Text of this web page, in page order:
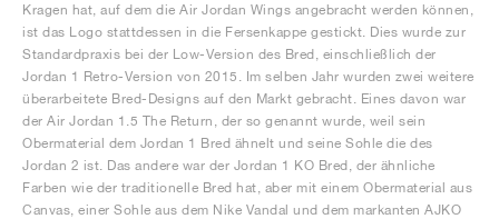
Kragen hat, auf dem die Air Jordan Wings angebracht werden können,
ist das Logo stattdessen in die Fersenkappe gestickt. Dies wurde zur
Standardpraxis bei der Low-Version des Bred, einschließlich der
Jordan 1 Retro-Version von 2015. Im selben Jahr wurden zwei weitere
überarbeitete Bred-Designs auf den Markt gebracht. Eines davon war
der Air Jordan 1.5 The Return, der so genannt wurde, weil sein
Obermaterial dem Jordan 1 Bred ähnelt und seine Sohle die des
Jordan 2 ist. Das andere war der Jordan 1 KO Bred, der ähnliche
Farben wie der traditionelle Bred hat, aber mit einem Obermaterial aus
Canvas, einer Sohle aus dem Nike Vandal und dem markanten AJKO